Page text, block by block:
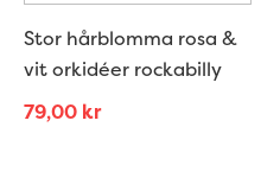
Stor hårblomma rosa &
vit orkidéer rockabilly
79,00 kr